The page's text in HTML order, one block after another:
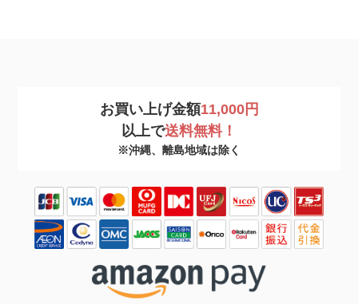
お買い上げ金額11,000円
以上で送料無料！
※沖縄、離島地域は除く